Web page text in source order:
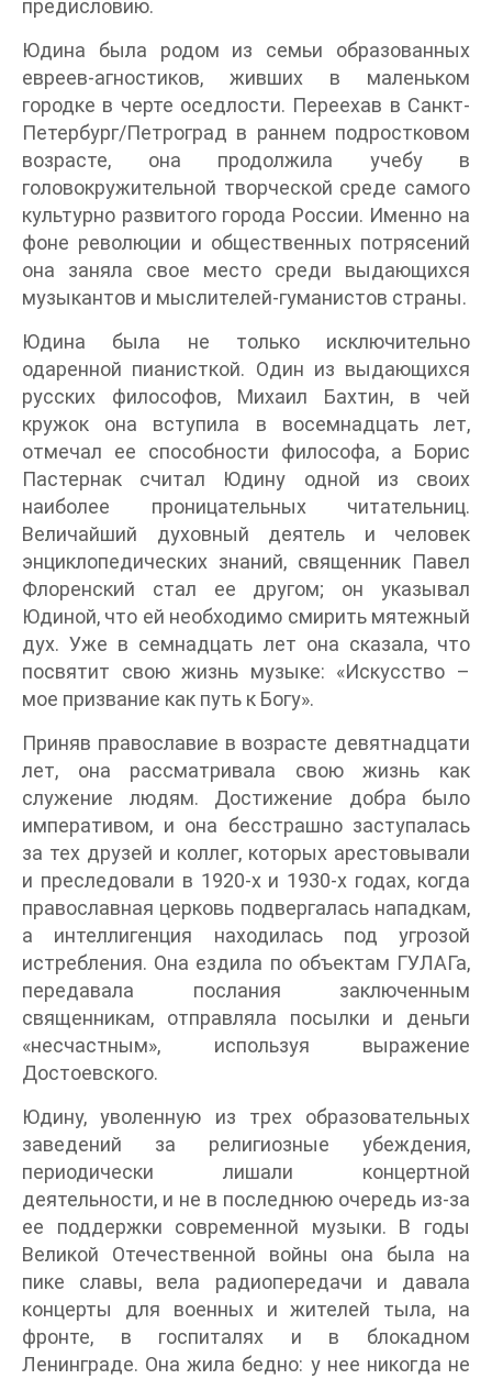
предисловию.
Юдина была родом из семьи образованных
евреев-агностиков, живших в маленьком
городке в черте оседлости. Переехав в Санкт-
Петербург/Петроград в раннем подростковом
возрасте, она продолжила учебу в
головокружительной творческой среде самого
культурно развитого города России. Именно на
фоне революции и общественных потрясений
она заняла свое место среди выдающихся
музыкантов и мыслителей-гуманистов страны.
Юдина была не только исключительно
одаренной пианисткой. Один из выдающихся
русских философов, Михаил Бахтин, в чей
кружок она вступила в восемнадцать лет,
отмечал ее способности философа, а Борис
Пастернак считал Юдину одной из своих
наиболее проницательных читательниц.
Величайший духовный деятель и человек
энциклопедических знаний, священник Павел
Флоренский стал ее другом; он указывал
Юдиной, что ей необходимо смирить мятежный
дух. Уже в семнадцать лет она сказала, что
посвятит свою жизнь музыке: «Искусство –
мое призвание как путь к Богу».
Приняв православие в возрасте девятнадцати
лет, она рассматривала свою жизнь как
служение людям. Достижение добра было
императивом, и она бесстрашно заступалась
за тех друзей и коллег, которых арестовывали
и преследовали в 1920-х и 1930-х годах, когда
православная церковь подвергалась нападкам,
а интеллигенция находилась под угрозой
истребления. Она ездила по объектам ГУЛАГа,
передавала послания заключенным
священникам, отправляла посылки и деньги
«несчастным», используя выражение
Достоевского.
Юдину, уволенную из трех образовательных
заведений за религиозные убеждения,
периодически лишали концертной
деятельности, и не в последнюю очередь из-за
ее поддержки современной музыки. В годы
Великой Отечественной войны она была на
пике славы, вела радиопередачи и давала
концерты для военных и жителей тыла, на
фронте, в госпиталях и в блокадном
Ленинграде. Она жила бедно: у нее никогда не